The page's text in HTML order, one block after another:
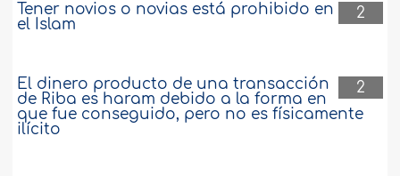
20804 27-2-2018
Explicación del hadiz en el que el Profeta
suplicó vivir entre los pobres
¿Cuáles son las cualidades de los
2
Tener novios o novias está prohibido en
el Islam
2
El dinero producto de una transacción
de Riba es haram debido a la forma en
que fue conseguido, pero no es físicamente
ilícito